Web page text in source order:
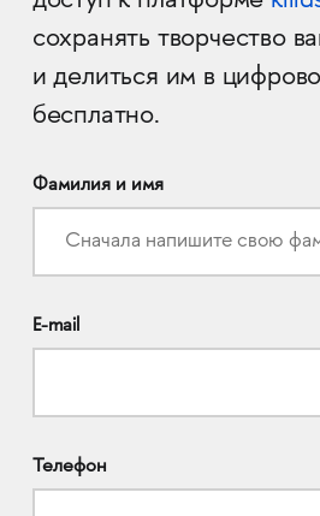
сохранять творчество
и делиться им в
бесплатно.
Фамилия и имя
E-mail
Телефон